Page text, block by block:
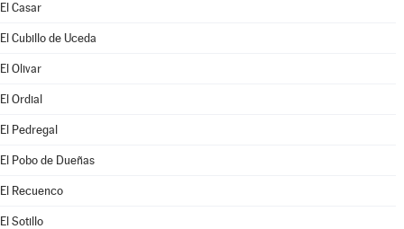
El Casar
El Cubillo de Uceda
El Olivar
El Ordial
El Pedregal
El Pobo de Dueñas
El Recuenco
El Sotillo